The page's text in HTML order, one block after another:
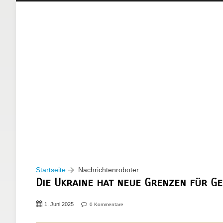
Startseite Nachrichtenroboter
Die Ukraine hat neue Grenzen für
1. Juni 2025 0 Kommentare